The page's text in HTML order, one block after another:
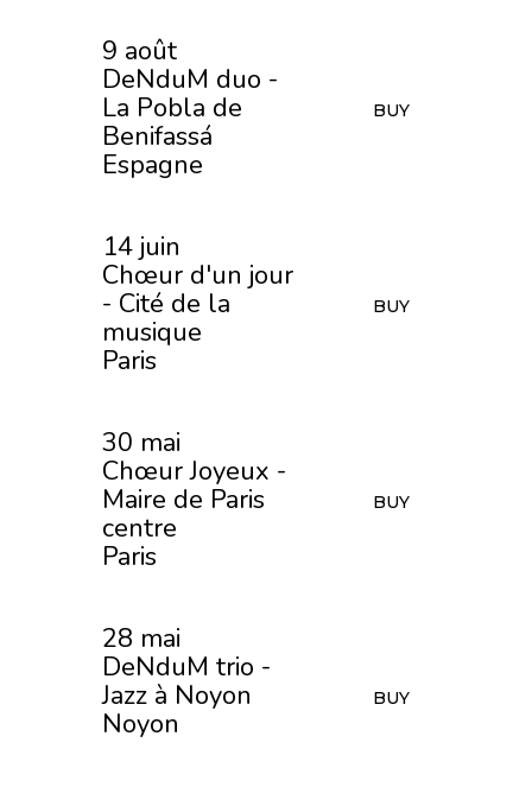
9 août
DeNduM duo -
La Pobla de
Benifassá
Espagne
BUY
14 juin
Chœur d'un jour
- Cité de la
musique
Paris
BUY
30 mai
Chœur Joyeux -
Maire de Paris
centre
Paris
BUY
28 mai
DeNduM trio -
Jazz à Noyon
Noyon
BUY